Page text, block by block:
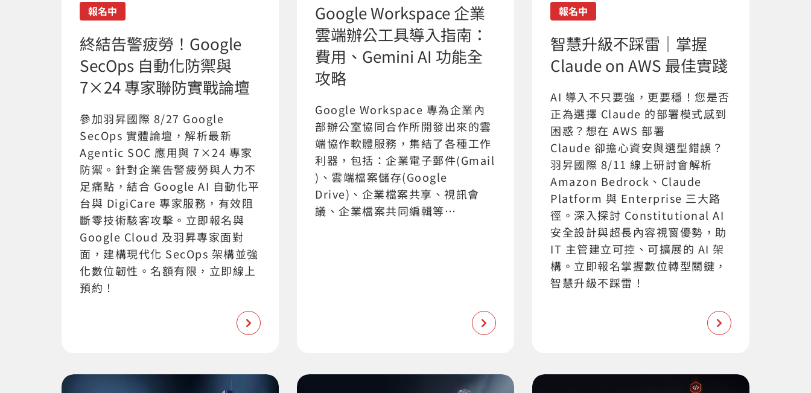
報名中
終結告警疲勞！Google
SecOps 自動化防禦與
7×24 專家聯防實戰論壇
參加羽昇國際 8/27 Google
SecOps 實體論壇，解析最新
Agentic SOC 應用與 7×24 專家
防禦。針對企業告警疲勞與人力不
足痛點，結合 Google AI 自動化平
台與 DigiCare 專家服務，有效阻
斷零技術駭客攻擊。立即報名與
Google Cloud 及羽昇專家面對
面，建構現代化 SecOps 架構並強
化數位韌性。名額有限，立即線上
預約！
Google Workspace 企業
雲端辦公工具導入指南：
費用、Gemini AI 功能全
攻略
Google Workspace 專為企業內
部辦公室協同合作所開發出來的雲
端協作軟體服務，集結了各種工作
利器，包括：企業電子郵件(Gmail
)、雲端檔案儲存(Google
Drive)、企業檔案共享、視訊會
議、企業檔案共同編輯等…
報名中
智慧升級不踩雷｜掌握
Claude on AWS 最佳實踐
AI 導入不只要強，更要穩！您是否
正為選擇 Claude 的部署模式感到
困惑？想在 AWS 部署
Claude 卻擔心資安與選型錯誤？
羽昇國際 8/11 線上研討會解析
Amazon Bedrock、Claude
Platform 與 Enterprise 三大路
徑。深入探討 Constitutional AI
安全設計與超長內容視窗優勢，助
IT 主管建立可控、可擴展的 AI 架
構。立即報名掌握數位轉型關鍵，
智慧升級不踩雷！